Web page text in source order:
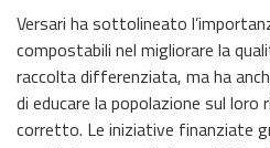
Versari ha sottolineato
compostabili nel migliorare la
raccolta differenziata, ma ha
di educare la popolazione sul
corretto. Le iniziative finanziate